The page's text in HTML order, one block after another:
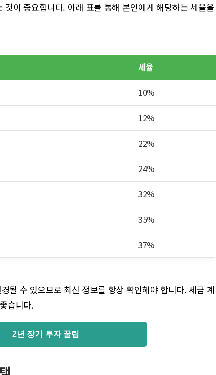
이 중요합니다. 아래 표를 통해 본인에게 해당하는 세율을
세율
10%
12%
22%
24%
32%
35%
37%
될 수 있으므로 최신 정보를 항상 확인해야 합니다. 세금 계
습니다.
2년 장기 투자 꿀팁